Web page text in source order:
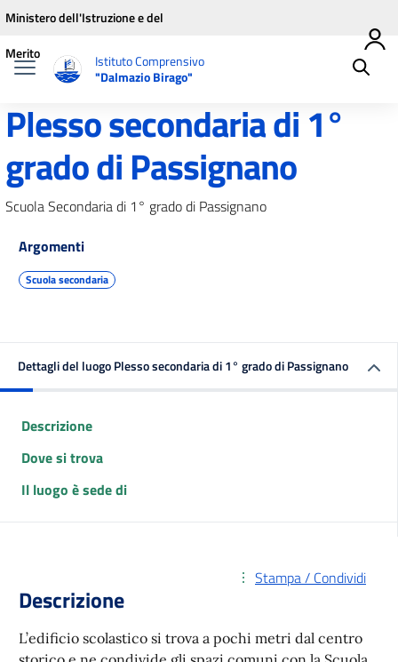
Vai ai contenuti
Vai al menu di navigazione
Vai al footer
Ministero dell'Istruzione e del
Merito
Istituto Comprensivo
"Dalmazio Birago"
Plesso secondaria di 1°
grado di Passignano
Scuola Secondaria di 1° grado di Passignano
Argomenti
Scuola secondaria
Dettagli del luogo Plesso secondaria di 1° grado di Passignano
Descrizione
Dove si trova
Il luogo è sede di
Stampa / Condividi
Descrizione
L’edificio scolastico si trova a pochi metri dal centro